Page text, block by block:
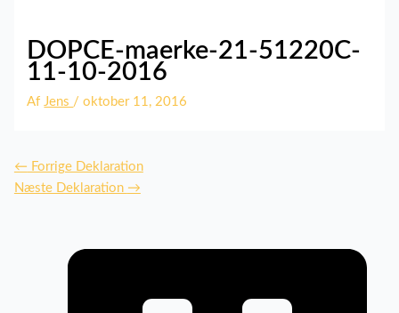
DOPCE-maerke-21-51220C-
11-10-2016
AfJens /oktober 11, 2016
← Forrige Deklaration
Næste Deklaration →